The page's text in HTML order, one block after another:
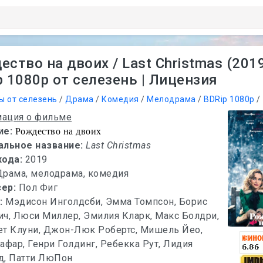
на двоих / Last Christmas
1080p от селезень | Лицензия
от селезень / Драма /Комедия /Мелодрама /BDRip 1080p /
о фильме
Рождество на двоих
название:Last Christmas
2019
мелодрама, комедия
Пол Фиг
Мэдисон Инголдсби, Эмма Томпсон, Борис
Люси Миллер, Эмилия Кларк, Макс Болдри,
Клуни, Джон-Люк Робертс, Мишель Йео,
Генри Голдинг, Ребекка Рут, Лидия
Патти ЛюПон